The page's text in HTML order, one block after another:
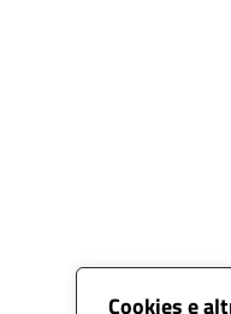
Cookies e